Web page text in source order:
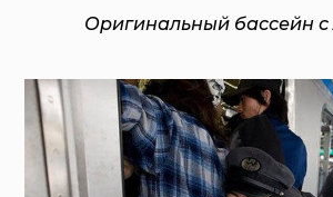
Оригинальный бассейн